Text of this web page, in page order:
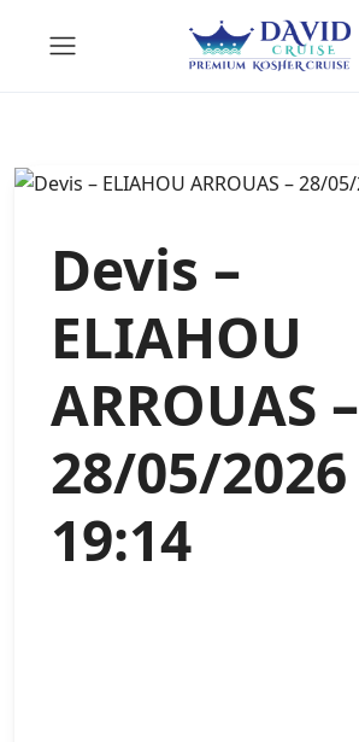
Devis –
ELIAHOU
ARROUAS –
28/05/2026
19:14